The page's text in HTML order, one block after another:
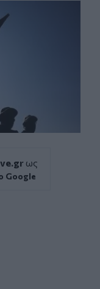
ως
Google